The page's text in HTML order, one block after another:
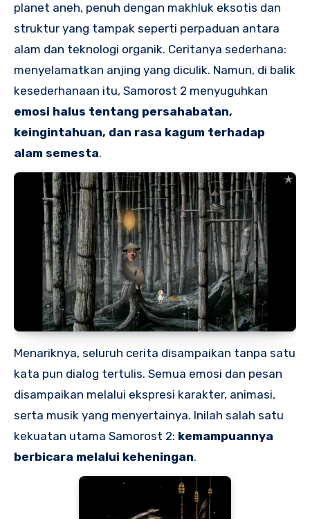
planet aneh, penuh dengan makhluk eksotis dan
struktur yang tampak seperti perpaduan antara
alam dan teknologi organik. Ceritanya sederhana:
menyelamatkan anjing yang diculik. Namun, di balik
kesederhanaan itu, Samorost 2 menyuguhkan
emosi halus tentang persahabatan,
keingintahuan, dan rasa kagum terhadap
alam semesta.
Menariknya, seluruh cerita disampaikan tanpa satu
kata pun dialog tertulis. Semua emosi dan pesan
disampaikan melalui ekspresi karakter, animasi,
serta musik yang menyertainya. Inilah salah satu
kekuatan utama Samorost 2: kemampuannya
berbicara melalui keheningan.